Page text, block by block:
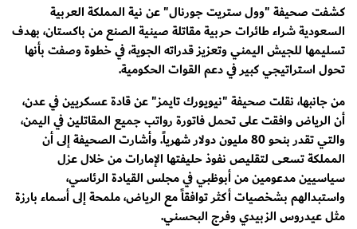
كشفت صحيفة "وول ستريت جورنال" عن نية المملكة العربية
السعودية شراء طائرات حربية مقاتلة صينية الصنع من باكستان، بهدف
تسليمها للجيش اليمني وتعزيز قدراته الجوية، في خطوة وصفت بأنها
تحول استراتيجي كبير في دعم القوات الحكومية.
من جانبها، نقلت صحيفة "نيويورك تايمز" عن قادة عسكريين في عدن،
أن الرياض وافقت على تحمل فاتورة رواتب جميع المقاتلين في اليمن،
والتي تقدر بنحو 80 مليون دولار شهرياً. وأشارت الصحيفة إلى أن
المملكة تسعى لتقليص نفوذ حليفتها الإمارات من خلال عزل
سياسيين مدعومين من أبوظبي في مجلس القيادة الرئاسي،
واستبدالهم بشخصيات أكثر توافقاً مع الرياض، ملمحة إلى أسماء بارزة
مثل عيدروس الزبيدي وفرج البحسني.